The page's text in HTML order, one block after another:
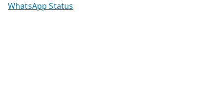
WhatsApp Status